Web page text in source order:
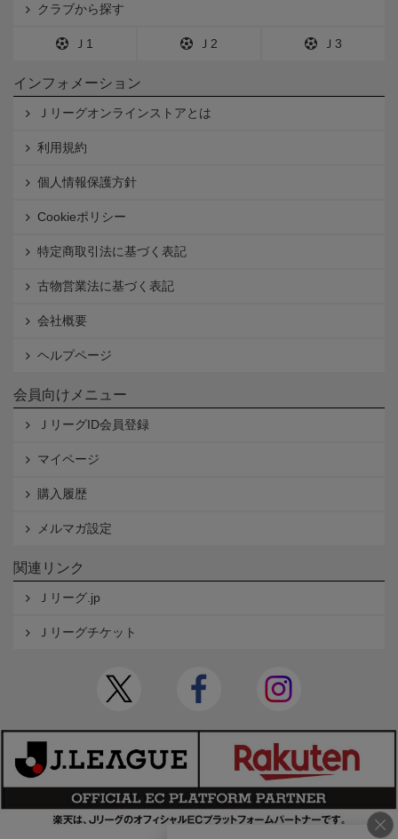
クラブから探す
Ｊ1 Ｊ2 Ｊ3
インフォメーション
Ｊリーグオンラインストアとは
利用規約
個人情報保護方針
Cookieポリシー
特定商取引法に基づく表記
古物営業法に基づく表記
会社概要
ヘルプページ
会員向けメニュー
ＪリーグID会員登録
マイページ
購入履歴
メルマガ設定
関連リンク
Ｊリーグ.jp
Ｊリーグチケット